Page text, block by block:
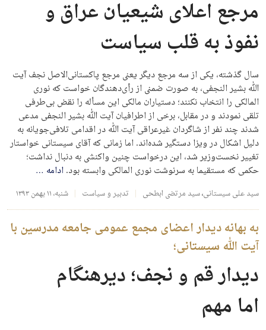
مرجع اعلای شیعیان عراق و
نفوذ به قلب سیاست
سال گذشته، یکی از سه مرجع دیگر یعنی مرجع پاکستانی‌الاصل نجف آیت‌
الله بشیر النجفی، به صورت ضمنی از رأی‌دهندگان خواست که نوری
المالکی را انتخاب نکنند؛ دستیاران مالکی این مسأله را نقض بی‌طرفی
تلقی نمودند و در مقابل، برخی از اطرافیان آیت الله بشیر النجفی مدعی
شدند چند نفر از شاگردان غیرعراقی آیت الله در اقدامی تلافی‌جویانه به
دلیل اشکال در ویزا دستگیر شده‌اند. اما زمانی که آقای سیستانی خواستار
تغییر نخست‌وزیر شد، این درخواست چنین واکنشی به دنبال نداشت؛
حکمی که مستقیما به سرنوشت نوری المالکی وابسته بود.ادامه …
سید علی سیستانی،سید مرتضی ابطحی تدبیر و سیاست شنبه، ۱۱ بهمن ۱۳۹۳
به بهانه دیدار اعضای مجمع عمومی جامعه مدرسین با
آیت الله سیستانی؛
دیدار قم و نجف؛ دیرهنگام
اما مهم